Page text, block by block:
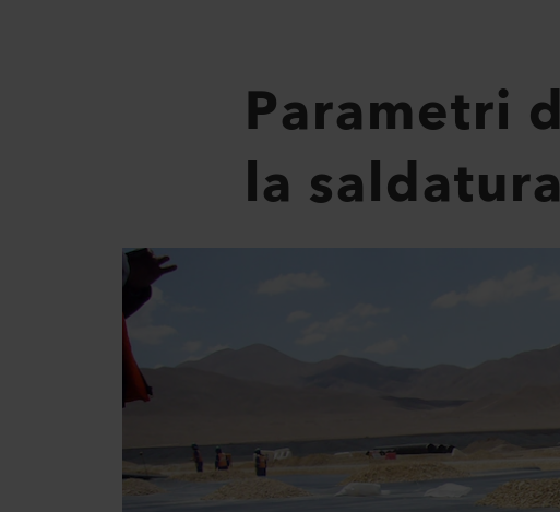
Parametri
la